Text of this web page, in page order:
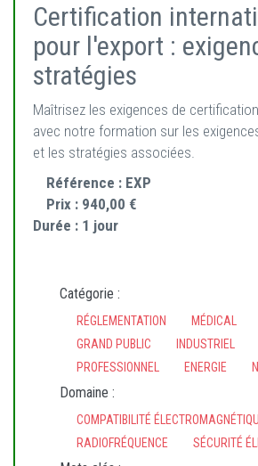
Certification
pour l'export :
stratégies
Maîtrisez les exigences de
avec notre formation sur les
et les stratégies associées.
Référence : EXP
Prix : 940,00 €
Durée : 1 jour
Catégorie :
RÉGLEMENTATION MÉDICAL
GRAND PUBLIC
INDUSTRIEL
PROFESSIONNEL
ENERGIE
Domaine :
COMPATIBILITÉ
RADIOFRÉQUENCE
SÉCURITÉ